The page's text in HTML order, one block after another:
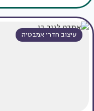
עיצוב חדרי אמבטיה